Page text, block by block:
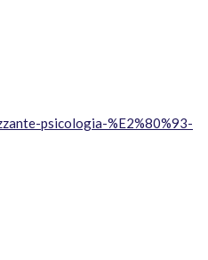
psicologia-%E2%80%93-